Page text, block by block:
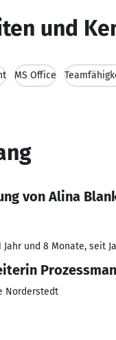
und
MS Office
von Alina
Jahr und 8 Monate, seit
Norderstedt